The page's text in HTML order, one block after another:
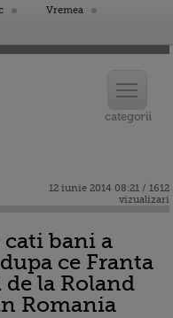
Vremea
12 iunie 2014 08:21 / 1612
vizualizari
bani a
ce Franta
la Roland
Romania